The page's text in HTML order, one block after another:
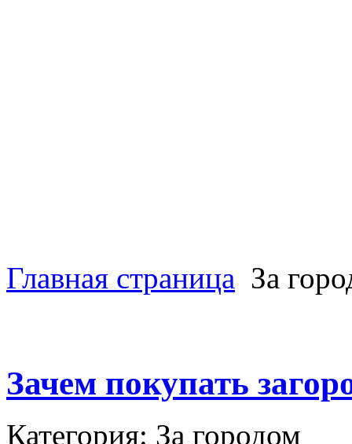
Главная страница За
Зачем покупать
Категория: За городом